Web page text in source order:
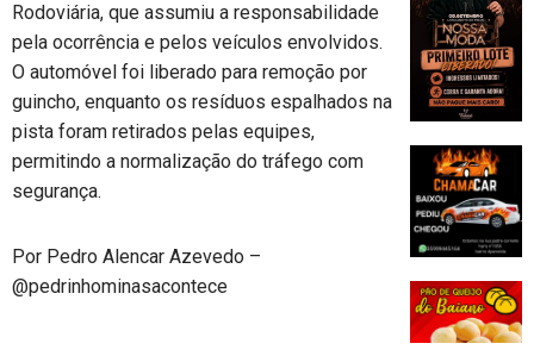
Rodoviária, que assumiu a responsabilidade
pela ocorrência e pelos veículos envolvidos.
O automóvel foi liberado para remoção por
guincho, enquanto os resíduos espalhados na
pista foram retirados pelas equipes,
permitindo a normalização do tráfego com
segurança.
Por Pedro Alencar Azevedo –
@pedrinhominasacontece